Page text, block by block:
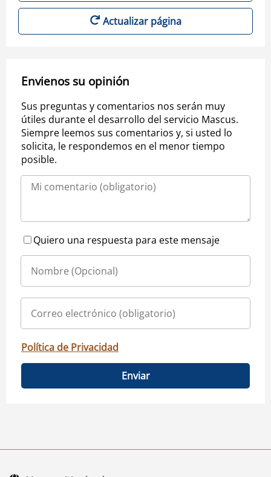
Actualizar página
Envienos su opinión
Sus preguntas y comentarios nos serán muy
útiles durante el desarrollo del servicio Mascus.
Siempre leemos sus comentarios y, si usted lo
solicita, le respondemos en el menor tiempo
posible.
Quiero una respuesta para este mensaje
Política de Privacidad
Enviar